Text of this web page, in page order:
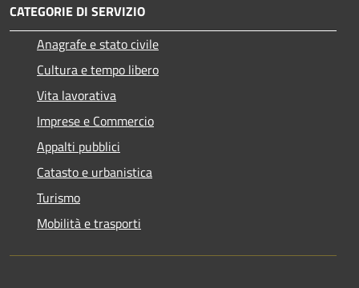
CATEGORIE DI SERVIZIO
Anagrafe e stato civile
Cultura e tempo libero
Vita lavorativa
Imprese e Commercio
Appalti pubblici
Catasto e urbanistica
Turismo
Mobilità e trasporti